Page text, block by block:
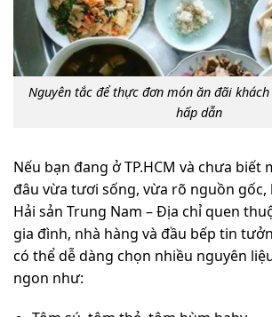
Nguyên tắc để thực đơn món ăn đãi
hấp dẫn
Nếu bạn đang ở TP.HCM và chưa biết
đâu vừa tươi sống, vừa rõ nguồn gốc,
Hải sản Trung Nam – Địa chỉ quen
gia đình, nhà hàng và đầu bếp tin
có thể dễ dàng chọn nhiều nguyên
ngon như: